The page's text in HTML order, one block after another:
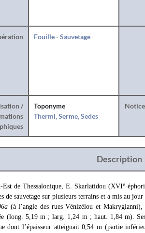
Fouille-Sauvetage
/
Toponyme
Thermi, Serme, Sedes
Description
de Thessalonique, E. Skarlatidou (XVIe
de sauvetage sur plusieurs terrains et a mis au
(à l’angle des rues Vénizélou et
(long. 5,19 m ; larg. 1,24 m ; haut. 1,84 m).
dont l’épaisseur atteignait 0,54 m (partie